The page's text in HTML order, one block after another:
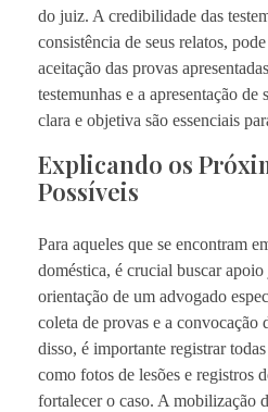
do juiz. A credibilidade das
consistência de seus relatos,
aceitação das provas
testemunhas e a apresentação
clara e objetiva são essenciais
Explicando os
Possíveis
Para aqueles que se encontram
doméstica, é crucial buscar
orientação de um advogado
coleta de provas e a convocação
disso, é importante registrar
como fotos de lesões e registros
fortalecer o caso. A mobilização